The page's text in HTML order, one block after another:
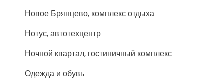
Новое Брянцево, комплекс отдыха
Нотус, автотехцентр
Ночной квартал, гостиничный комплекс
Одежда и обувь